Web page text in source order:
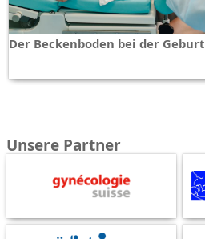
Der Beckenboden bei der Geburt
Unsere Partner